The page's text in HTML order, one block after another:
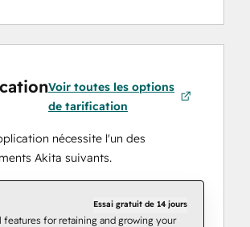
Voir toutes les options
de tarification
nécessite l'un des
Akita suivants.
Essai gratuit de 14 jours
features for retaining and growing your